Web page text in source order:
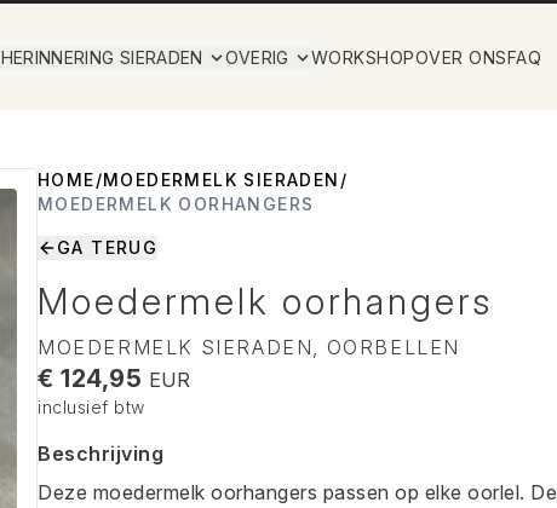
HERINNERING SIERADEN OVERIG WORKSHOPOVER ONSFAQ
HOME/MOEDERMELK SIERADEN /
MOEDERMELK OORHANGERS
GA TERUG
Moedermelk oorhangers
MOEDERMELK SIERADEN, OORBELLEN
€ 124,95 EUR
inclusief btw
Beschrijving
Deze moedermelk oorhangers passen op elke oorlel. De